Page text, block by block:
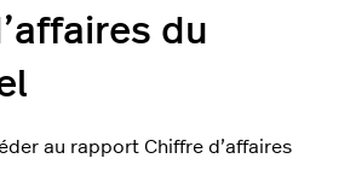
du
au rapport Chiffre d’affaires